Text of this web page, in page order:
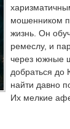
мошенником
жизнь. Он
ремеслу, и
через южные
добраться
найти давно
Их мелкие
Постепенно